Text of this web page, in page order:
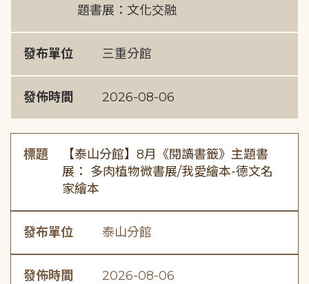
題書展：文化交融
發布單位 三重分館
發佈時間 2026-08-06
標題
【泰山分館】8月《閱讀書籤》主題書
展： 多肉植物微書展/我愛繪本-德文名
家繪本
發布單位 泰山分館
發佈時間 2026-08-06